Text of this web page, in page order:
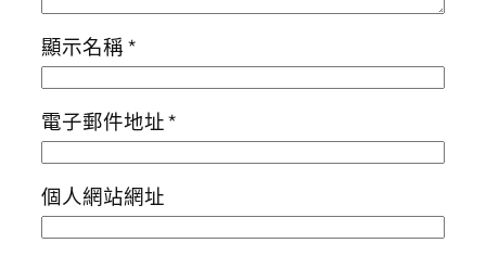
顯示名稱*
電子郵件地址*
個人網站網址